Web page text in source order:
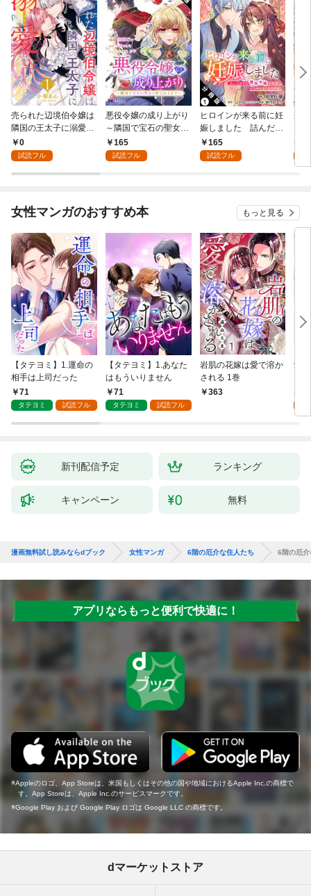
売られた辺境伯令嬢は
隣国の王太子に溺愛さ
れる 1
0
試読フル
悪役令嬢の成り上がり
～隣国で宝石の聖女と
呼ばれるまで～（コミ
ック） 分冊版 1
165
試読フル
ヒロインが来る前に妊
娠しました 詰んだは
ずの悪役令嬢ですが、
どうやら違うようです
165
試読フル
か
女性マンガのおすすめ本 もっと見る
【タテヨミ】1.運命の
相手は上司だった
71
タテヨミ 試読フル
【タテヨミ】1.あなた
はもういりません
71
タテヨミ 試読フル
岩肌の花嫁は愛で溶か
される 1巻
363
愛
新刊配信予定 ランキング
キャンペーン 無料
漫画無料試し読みならdブック 女性マンガ 6階の厄介な住人たち 6階の厄
アプリならもっと便利で快適に！
Appleのロゴ、App Storeは、米国もしくはその他の国や地域におけるApple Inc.の商標で
す。App Storeは、Apple Inc.のサービスマークです。
Google Play および Google Play ロゴは Google LLC の商標です。
dマーケットストア